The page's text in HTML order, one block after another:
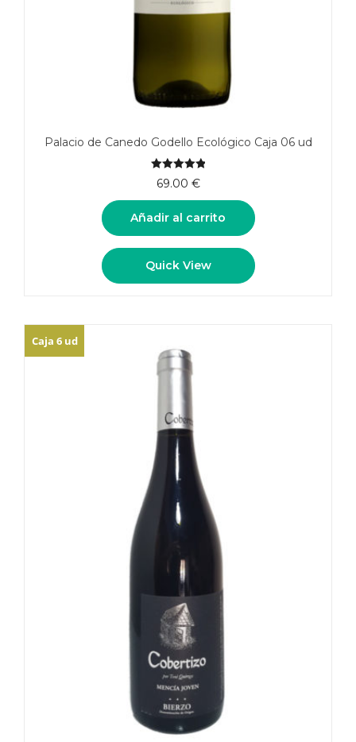
Palacio de Canedo Godello Ecológico Caja 06 ud
5.00de 5
69.00 €
Añadir al carrito
Quick View
Caja 6 ud